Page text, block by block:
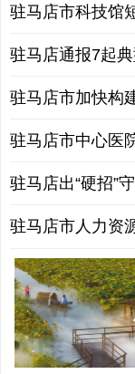
驻马店市科技馆
驻马店通报7起典
驻马店市加快构
驻马店市中心医
驻马店出“硬招”
驻马店市人力资